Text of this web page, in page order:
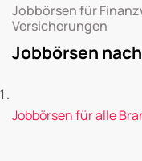
Jobbörsen für
Versicherungen
Jobbörsen
Jobbörsen für alle